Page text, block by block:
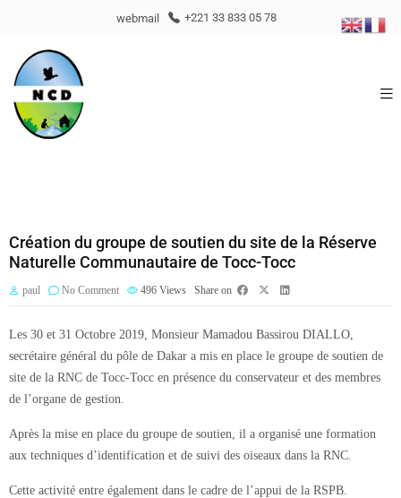
webmail +221 33 833 05 78
Création du groupe de soutien du site de la Réserve
Naturelle Communautaire de Tocc-Tocc
paul No Comment 496 Views Share on
Les 30 et 31 Octobre 2019, Monsieur Mamadou Bassirou DIALLO,
secrétaire général du pôle de Dakar a mis en place le groupe de soutien de
site de la RNC de Tocc-Tocc en présence du conservateur et des membres
de l’organe de gestion.
Après la mise en place du groupe de soutien, il a organisé une formation
aux techniques d’identification et de suivi des oiseaux dans la RNC.
Cette activité entre également dans le cadre de l’appui de la RSPB.